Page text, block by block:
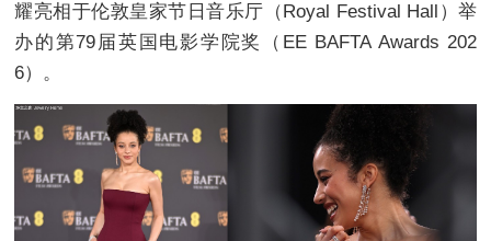
耀亮相于伦敦皇家节日音乐厅（Royal Festival Hall）举
办的第79届英国电影学院奖（EE BAFTA Awards 202
6）。